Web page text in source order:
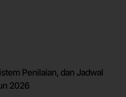
Penilaian, dan Jadwal
2026